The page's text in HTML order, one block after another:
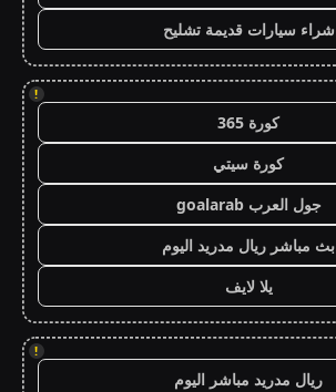
شراء سيارات قديمة تشليح
!
كورة 365
كورة سيتي
جول العرب goalarab
بث مباشر ريال مدريد اليوم
يلا لايف
!
ريال مدريد مباشر اليوم